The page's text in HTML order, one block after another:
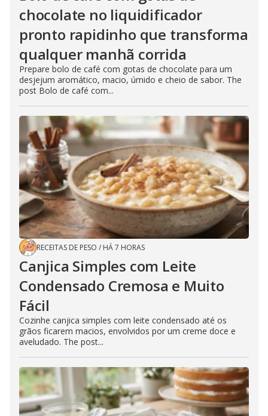
chocolate no liquidificador
pronto rapidinho que transforma
qualquer manhã corrida
Prepare bolo de café com gotas de chocolate para um
desjejum aromático, macio, úmido e cheio de sabor. The
post Bolo de café com...
RECEITAS DE PESO / HÁ 7 HORAS
Canjica Simples com Leite
Condensado Cremosa e Muito
Fácil
Cozinhe canjica simples com leite condensado até os
grãos ficarem macios, envolvidos por um creme doce e
aveludado. The post...